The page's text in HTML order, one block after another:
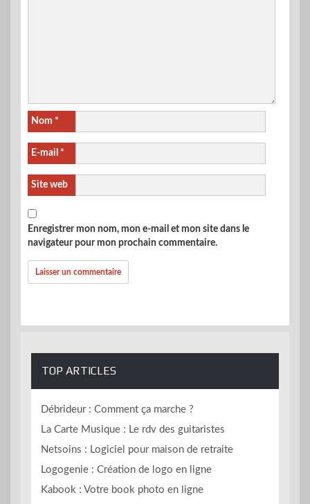
Nom *
E-mail *
Site web
Enregistrer mon nom, mon e-mail et mon site dans le
navigateur pour mon prochain commentaire.
TOP ARTICLES
Débrideur : Comment ça marche ?
La Carte Musique : Le rdv des guitaristes
Netsoins : Logiciel pour maison de retraite
Logogenie : Création de logo en ligne
Kabook : Votre book photo en ligne